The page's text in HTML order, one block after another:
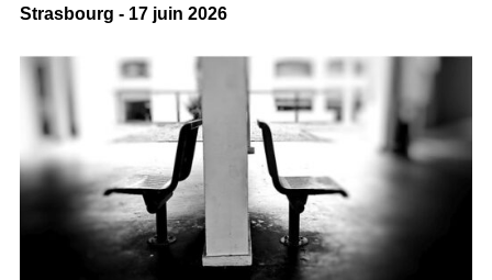
Strasbourg - 17 juin 2026